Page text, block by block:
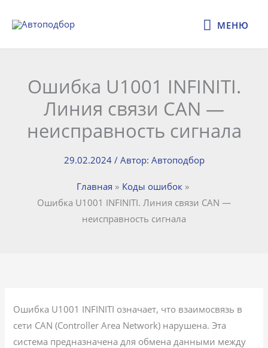
МЕНЮ
МЕНЮ
Ошибка U1001 INFINITI.
Линия связи CAN —
неисправность сигнала
29.02.2024 / Автор: Автоподбор
Главная
Коды ошибок
Ошибка U1001 INFINITI. Линия связи CAN —
неисправность сигнала
Ошибка U1001 INFINITI означает, что взаимосвязь в
сети CAN (Controller Area Network) нарушена. Эта
система предназначена для обмена данными между